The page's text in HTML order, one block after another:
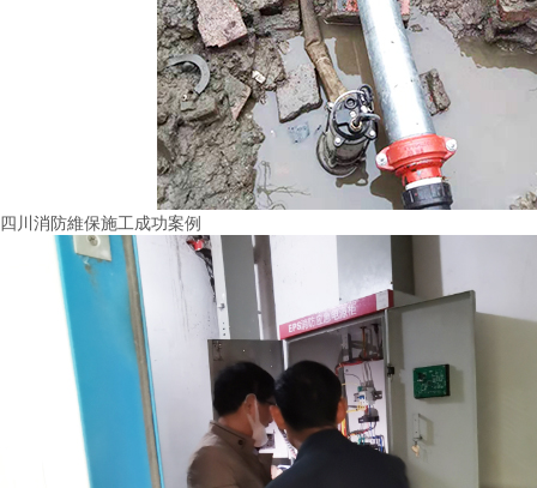
四川消防維保施工成功案例